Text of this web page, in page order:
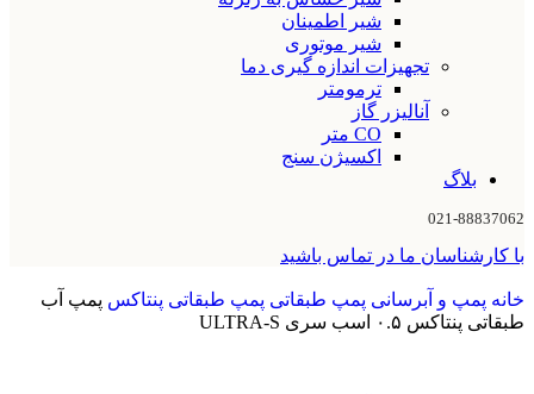
شیر اطمینان
شیر موتوری
تجهیزات اندازه گیری دما
ترمومتر
آنالیزر گاز
CO متر
اکسیژن سنج
بلاگ
021-88837062
با کارشناسان ما در تماس باشید
خانه پمپ و آبرسانی پمپ طبقاتی پمپ طبقاتی پنتاکس پمپ آب
طبقاتی پنتاکس ۰.۵ اسب سری ULTRA-S